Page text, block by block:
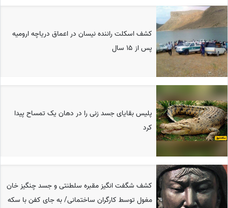
کشف اسکلت راننده نیسان در اعماق دریاچه ارومیه
پس از 15 سال
پلیس بقایای جسد زنی را در دهان یک تمساح پیدا
کرد
کشف شگفت انگیز مقبره سلطنتی و جسد چنگیز خان
مغول توسط کارگران ساختمانی/ به جای کفن با سکه